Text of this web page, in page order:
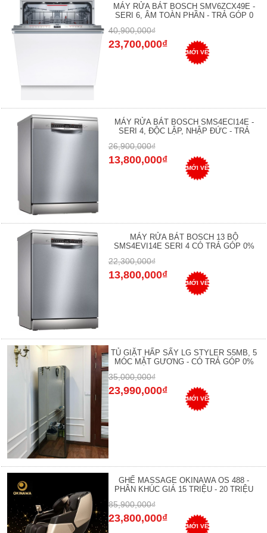
MÁY RỬA BÁT BOSCH SMV6ZCX49E -
SERI 6, ÂM TOÀN PHẦN - TRẢ GÓP 0
40,900,000₫
23,700,000₫
MỚI VỀ
MÁY RỬA BÁT BOSCH SMS4ECI14E -
SERI 4, ĐỘC LẬP, NHẬP ĐỨC - TRẢ
26,900,000₫
13,800,000₫
MỚI VỀ
MÁY RỬA BÁT BOSCH 13 BỘ
SMS4EVI14E SERI 4 CÓ TRẢ GÓP 0%
22,300,000₫
13,800,000₫
MỚI VỀ
TỦ GIẶT HẤP SẤY LG STYLER S5MB, 5
MÓC MẶT GƯƠNG - CÓ TRẢ GÓP 0%
35,000,000₫
23,990,000₫
MỚI VỀ
GHẾ MASSAGE OKINAWA OS 488 -
PHÂN KHÚC GIÁ 15 TRIỆU - 20 TRIỆU
85,900,000₫
23,800,000₫
MỚI VỀ